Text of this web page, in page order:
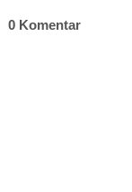
0 Komentar